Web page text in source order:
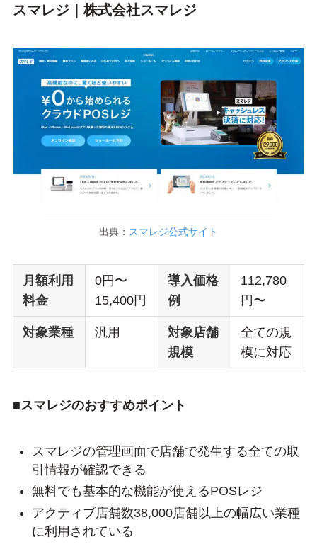
スマレジ｜株式会社スマレジ
出典： スマレジ公式サイト
月額利用
料金
0円〜
15,400円
導入価格
例
112,780
円〜
対象業種 汎用
対象店舗
規模
全ての規
模に対応
■スマレジのおすすめポイント
スマレジの管理画面で店舗で発生する全ての取
引情報が確認できる
無料でも基本的な機能が使えるPOSレジ
アクティブ店舗数38,000店舗以上の幅広い業種
に利用されている